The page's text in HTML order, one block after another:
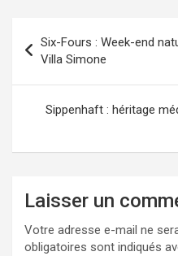
de
l’article
Six-Fours : Week-end
Villa Simone
Sippenhaft : héritage
Laisser un
Votre adresse e-mail ne
obligatoires sont indiqués